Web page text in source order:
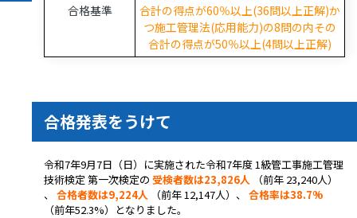
合格基準
合計の得点が60％以上(36問以上正解)か
つ施工管理法(応用能力)の8問の内その
合計の得点が50％以上(4問以上正解)
合格発表をうけて
令和7年9月7日（日）に実施された令和7年度 1級管工事施工管理
技術検定 第一次検定の 受検者数は23,826人 （前年 23,240人）
、 合格者数は9,224人 （前年12,147人）、 合格率は38.7%
（前年52.3%）となりました。